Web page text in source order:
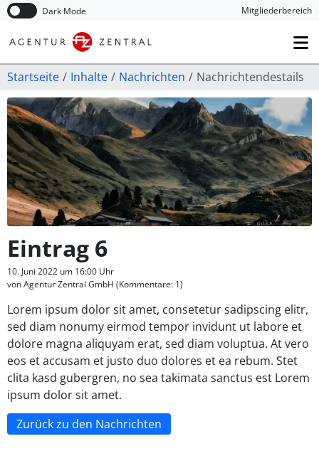
Dark Mode
Navigation überspringenMitglieder­bereich
Startseite Inhalte Nachrichten Nachrichtendestails
Eintrag 6
10. Juni 2022 um 16:00 Uhr
von Agentur Zentral GmbH (Kommentare: 1)
Lorem ipsum dolor sit amet, consetetur sadipscing elitr,
sed diam nonumy eirmod tempor invidunt ut labore et
dolore magna aliquyam erat, sed diam voluptua. At vero
eos et accusam et justo duo dolores et ea rebum. Stet
clita kasd gubergren, no sea takimata sanctus est Lorem
ipsum dolor sit amet.
Zurück zu den Nachrichten